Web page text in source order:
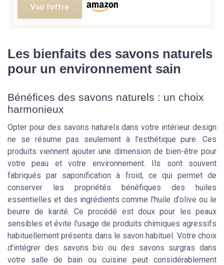
Voir l'offre
Les bienfaits des savons naturels
pour un environnement sain
Bénéfices des savons naturels : un choix
harmonieux
Opter pour des savons naturels dans votre intérieur design
ne se résume pas seulement à l'esthétique pure. Ces
produits viennent ajouter une dimension de bien-être pour
votre peau et votre environnement. Ils sont souvent
fabriqués par saponification à froid, ce qui permet de
conserver les propriétés bénéfiques des huiles
essentielles et des ingrédients comme l'huile d'olive ou le
beurre de karité. Ce procédé est doux pour les peaux
sensibles et évite l'usage de produits chimiques agressifs
habituellement présents dans le savon habituel. Votre choix
d'intégrer des savons bio ou des savons surgras dans
votre salle de bain ou cuisine peut considérablement